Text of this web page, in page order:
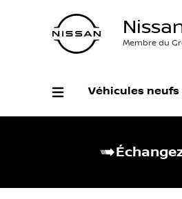
Membre du
Véhicules neufs